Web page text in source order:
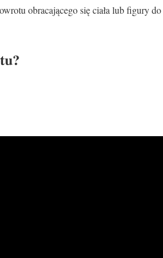
obracającego się ciała lub figury